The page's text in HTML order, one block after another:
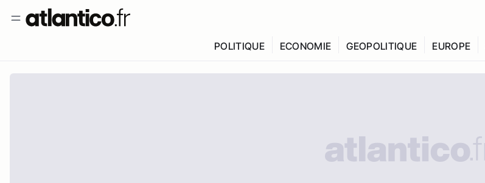
POLITIQUE ECONOMIE GEOPOLITIQUE EUROPE